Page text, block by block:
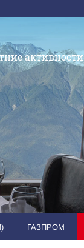
активности
ГАЗПРОМ